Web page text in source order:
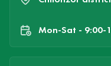
Mon-Sat - 9:00-